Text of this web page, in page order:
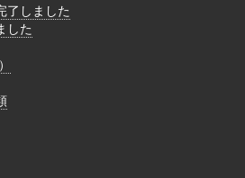
了しました
した